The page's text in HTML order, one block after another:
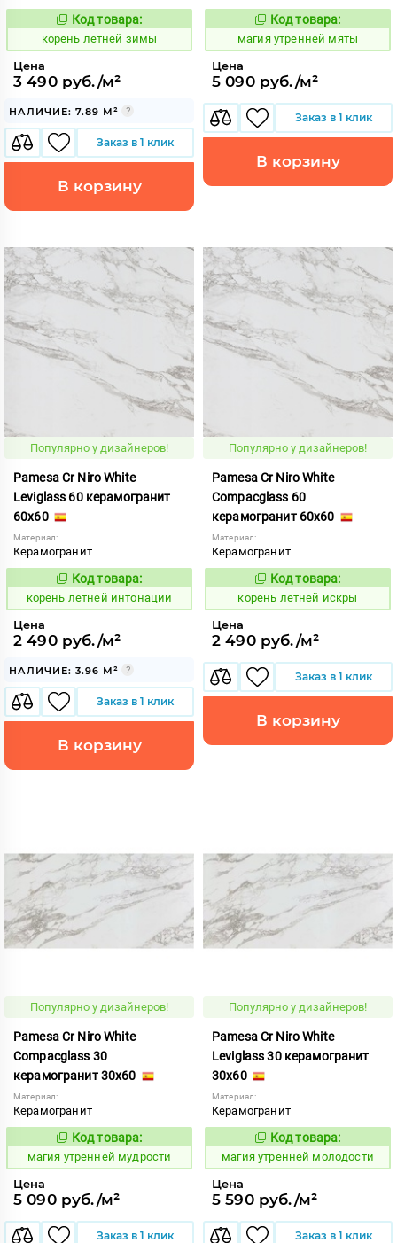
787157
Код товара:
корень летней зимы
Цена
3 490 руб./м²
НАЛИЧИЕ: 7.89 М²
Заказ в 1 клик
В корзину
919931
Код товара:
магия утренней мяты
Цена
5 090 руб./м²
Заказ в 1 клик
В корзину
Популярно у дизайнеров!
Pamesa Cr Niro White
Leviglass 60 керамогранит
60x60
Материал:
Керамогранит
787158
Код товара:
корень летней интонации
Цена
2 490 руб./м²
НАЛИЧИЕ: 3.96 М²
Заказ в 1 клик
В корзину
Популярно у дизайнеров!
Pamesa Cr Niro White
Compacglass 60
керамогранит 60x60
Материал:
Керамогранит
787159
Код товара:
корень летней искры
Цена
2 490 руб./м²
Заказ в 1 клик
В корзину
Популярно у дизайнеров!
Pamesa Cr Niro White
Compacglass 30
керамогранит 30x60
Материал:
Керамогранит
919930
Код товара:
магия утренней мудрости
Цена
5 090 руб./м²
Заказ в 1 клик
Популярно у дизайнеров!
Pamesa Cr Niro White
Leviglass 30 керамогранит
30x60
Материал:
Керамогранит
919929
Код товара:
магия утренней молодости
Цена
5 590 руб./м²
Заказ в 1 клик